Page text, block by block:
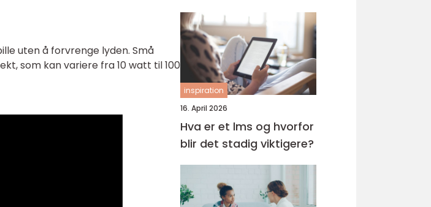
uten å forvrenge lyden. Små
som kan variere fra 10 watt til 100
holdbarhet
inspiration
16. April 2026
Hva er et lms og hvorfor
blir det stadig viktigere?